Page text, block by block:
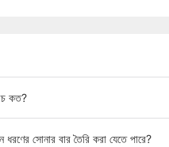
কত?
সোনার বার তৈরি করা যেতে পারে?